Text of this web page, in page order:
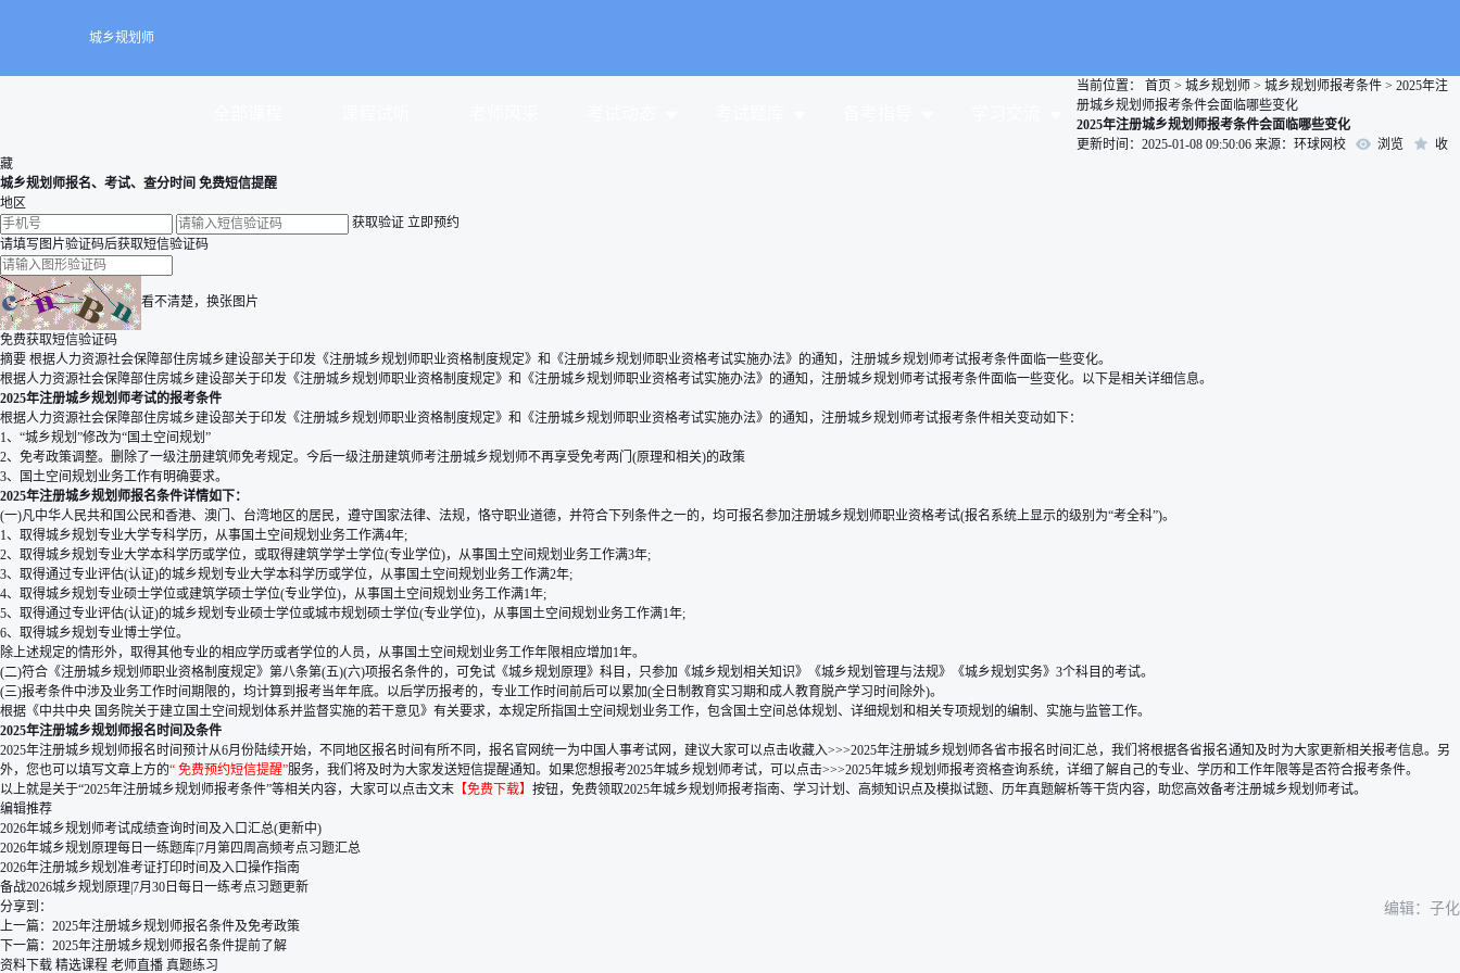
城乡规划师
当前位置： 首页 > 城乡规划师 > 城乡规划师报考条件 > 2025年注
册城乡规划师报考条件会面临哪些变化
2025年注册城乡规划师报考条件会面临哪些变化
更新时间：2025-01-08 09:50:06 来源：环球网校 浏览
收
藏
城乡规划师报名、考试、查分时间 免费短信提醒
地区
获取验证 立即预约
请填写图片验证码后获取短信验证码
看不清楚，换张图片
免费获取短信验证码
摘要 根据人力资源社会保障部住房城乡建设部关于印发《注册城乡规划师职业资格制度规定》和《注册城乡规划师职业资格考试实施办法》的通知，注册城乡规划师考试报考条件面临一些变化。
根据人力资源社会保障部住房城乡建设部关于印发《注册城乡规划师职业资格制度规定》和《注册城乡规划师职业资格考试实施办法》的通知，注册城乡规划师考试报考条件面临一些变化。以下是相关详细信息。
2025年注册城乡规划师考试的报考条件
根据人力资源社会保障部住房城乡建设部关于印发《注册城乡规划师职业资格制度规定》和《注册城乡规划师职业资格考试实施办法》的通知，注册城乡规划师考试报考条件相关变动如下：
1、“城乡规划”修改为“国土空间规划”
2、免考政策调整。删除了一级注册建筑师免考规定。今后一级注册建筑师考注册城乡规划师不再享受免考两门(原理和相关)的政策
3、国土空间规划业务工作有明确要求。
2025年注册城乡规划师报名条件详情如下：
(一)凡中华人民共和国公民和香港、澳门、台湾地区的居民，遵守国家法律、法规，恪守职业道德，并符合下列条件之一的，均可报名参加注册城乡规划师职业资格考试(报名系统上显示的级别为“考全科”)。
1、取得城乡规划专业大学专科学历，从事国土空间规划业务工作满4年;
2、取得城乡规划专业大学本科学历或学位，或取得建筑学学士学位(专业学位)，从事国土空间规划业务工作满3年;
3、取得通过专业评估(认证)的城乡规划专业大学本科学历或学位，从事国土空间规划业务工作满2年;
4、取得城乡规划专业硕士学位或建筑学硕士学位(专业学位)，从事国土空间规划业务工作满1年;
5、取得通过专业评估(认证)的城乡规划专业硕士学位或城市规划硕士学位(专业学位)，从事国土空间规划业务工作满1年;
6、取得城乡规划专业博士学位。
除上述规定的情形外，取得其他专业的相应学历或者学位的人员，从事国土空间规划业务工作年限相应增加1年。
(二)符合《注册城乡规划师职业资格制度规定》第八条第(五)(六)项报名条件的，可免试《城乡规划原理》科目，只参加《城乡规划相关知识》《城乡规划管理与法规》《城乡规划实务》3个科目的考试。
(三)报考条件中涉及业务工作时间期限的，均计算到报考当年年底。以后学历报考的，专业工作时间前后可以累加(全日制教育实习期和成人教育脱产学习时间除外)。
根据《中共中央 国务院关于建立国土空间规划体系并监督实施的若干意见》有关要求，本规定所指国土空间规划业务工作，包含国土空间总体规划、详细规划和相关专项规划的编制、实施与监管工作。
2025年注册城乡规划师报名时间及条件
2025年注册城乡规划师报名时间预计从6月份陆续开始，不同地区报名时间有所不同，报名官网统一为中国人事考试网，建议大家可以点击收藏入>>>2025年注册城乡规划师各省市报名时间汇总 ，我们将根据各省报名通知及时为大家更新相关报考信息。另
外，您也可以填写文章上方的“ 免费预约短信提醒”服务，我们将及时为大家发送短信提醒通知。如果您想报考2025年城乡规划师考试，可以点击>>>2025年城乡规划师报考资格查询系统，详细了解自己的专业、学历和工作年限等是否符合报考条件。
以上就是关于“2025年注册城乡规划师报考条件”等相关内容，大家可以点击文末 【免费下载】 按钮，免费领取2025年城乡规划师报考指南、学习计划、高频知识点及模拟试题、历年真题解析等干货内容，助您高效备考注册城乡规划师考试。
编辑推荐
2026年城乡规划师考试成绩查询时间及入口汇总(更新中)
2026年城乡规划原理每日一练题库|7月第四周高频考点习题汇总
2026年注册城乡规划准考证打印时间及入口操作指南
备战2026城乡规划原理|7月30日每日一练考点习题更新
分享到：
编辑：子化
上一篇： 2025年注册城乡规划师报名条件及免考政策
下一篇： 2025年注册城乡规划师报名条件提前了解
资料下载 精选课程 老师直播 真题练习